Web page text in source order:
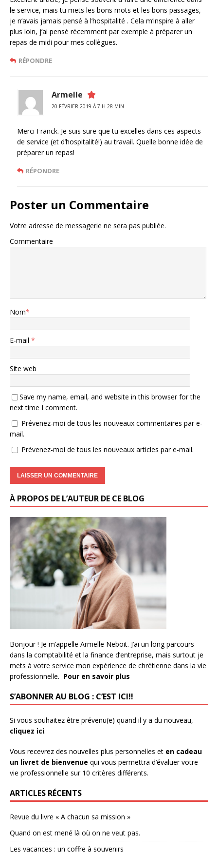
le service, mais tu mets les bons mots et les bons passages,
je n’avais jamais pensé à l’hospitalité . Cela m’inspire à aller
plus loin, j’ai pensé récemment par exemple à préparer un
repas de midi pour mes collègues.
RÉPONDRE
Armelle
20 FÉVRIER 2019 À 7 H 28 MIN
Merci Franck. Je suis sure que tu excelles dans ces aspects
de service (et d’hospitalité!) au travail. Quelle bonne idée de
préparer un repas!
RÉPONDRE
Poster un Commentaire
Votre adresse de messagerie ne sera pas publiée.
Commentaire
Nom*
E-mail *
Site web
Save my name, email, and website in this browser for the
next time I comment.
Prévenez-moi de tous les nouveaux commentaires par e-
mail.
Prévenez-moi de tous les nouveaux articles par e-mail.
À PROPOS DE L’AUTEUR DE CE BLOG
Bonjour ! Je m’appelle Armelle Neboit. J’ai un long parcours
dans la comptabilité et la finance d’entreprise, mais surtout je
mets à votre service mon expérience de chrétienne dans la vie
professionnelle. Pour en savoir plus
S’ABONNER AU BLOG : C’EST ICI!!
Si vous souhaitez être prévenu(e) quand il y a du nouveau,
cliquez ici.
Vous recevrez des nouvelles plus personnelles et en cadeau
un livret de bienvenue qui vous permettra d’évaluer votre
vie professionnelle sur 10 critères différents.
ARTICLES RÉCENTS
Revue du livre « A chacun sa mission »
Quand on est mené là où on ne veut pas.
Les vacances : un coffre à souvenirs